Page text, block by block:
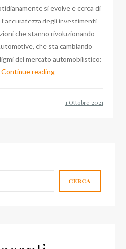
si evolve e cerca di
degli investimenti.
che stanno rivoluzionando
che sta cambiando
del mercato automobilistico:
Continue readingQuei
Borgarello
CERCA